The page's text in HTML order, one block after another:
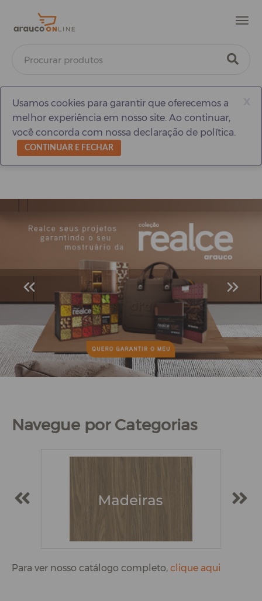
Usamos cookies para garantir que oferecemos a
melhor experiência em nosso site. Ao continuar,
você concorda com nossa declaração de política.
CONTINUAR E FECHAR
Navegue por Categorias
Para ver nosso catálogo completo, clique aqui